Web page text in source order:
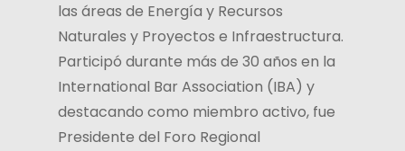
las áreas de Energía y Recursos
Naturales y Proyectos e Infraestructura.
Participó durante más de 30 años en la
International Bar Association (IBA) y
destacando como miembro activo, fue
Presidente del Foro Regional